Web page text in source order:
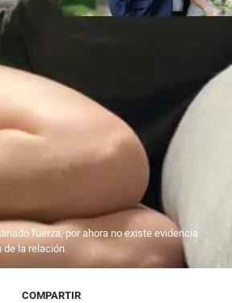
fuerza, por ahora no existe evidencia
de la relación.
COMPARTIR